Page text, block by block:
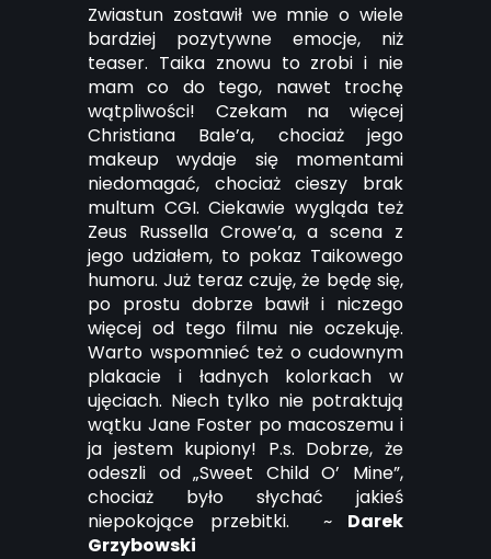
Zwiastun zostawił we mnie o wiele
bardziej pozytywne emocje, niż
teaser. Taika znowu to zrobi i nie
mam co do tego, nawet trochę
wątpliwości! Czekam na więcej
Christiana Bale’a, chociaż jego
makeup wydaje się momentami
niedomagać, chociaż cieszy brak
multum CGI. Ciekawie wygląda też
Zeus Russella Crowe’a, a scena z
jego udziałem, to pokaz Taikowego
humoru. Już teraz czuję, że będę się,
po prostu dobrze bawił i niczego
więcej od tego filmu nie oczekuję.
Warto wspomnieć też o cudownym
plakacie i ładnych kolorkach w
ujęciach. Niech tylko nie potraktują
wątku Jane Foster po macoszemu i
ja jestem kupiony! P.s. Dobrze, że
odeszli od „Sweet Child O’ Mine”,
chociaż było słychać jakieś
niepokojące przebitki. ~Darek
Grzybowski